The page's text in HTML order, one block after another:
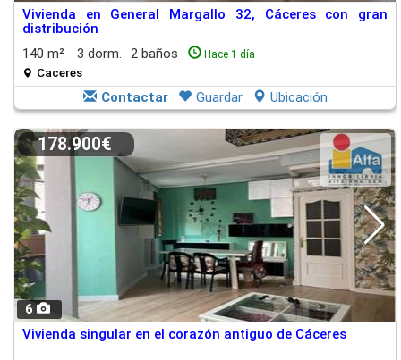
Vivienda en General Margallo 32, Cáceres con gran
distribución
140 m²
3 dorm. 2 baños Hace 1 día
Caceres
Contactar Guardar Ubicación
6
178.900€
Vivienda singular en el corazón antiguo de Cáceres